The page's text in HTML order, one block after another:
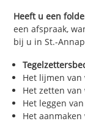
Heeft u een
een afspraak,
bij u in St.-
Het lijmen van
Het zetten
Het leggen
Het